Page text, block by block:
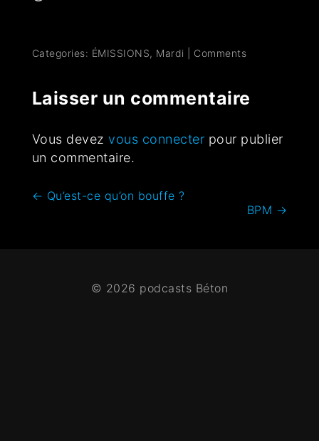
Categories: ÉMISSIONS, Mardi Comments
Laisser un commentaire
Vous devezvous connecter pour publier
un commentaire.
← Qu’est-ce qu’on bouffe ?
BPM →
© 2026 podcasts Béton